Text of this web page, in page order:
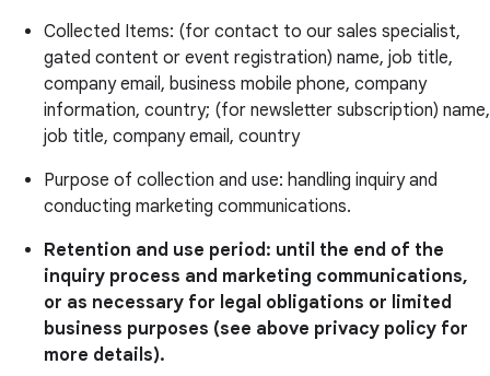
Collected Items: (for contact to our sales specialist,
gated content or event registration) name, job title,
company email, business mobile phone, company
information, country; (for newsletter subscription) name,
job title, company email, country
Purpose of collection and use: handling inquiry and
conducting marketing communications.
Retention and use period: until the end of the
inquiry process and marketing communications,
or as necessary for legal obligations or limited
business purposes (see above privacy policy for
more details).